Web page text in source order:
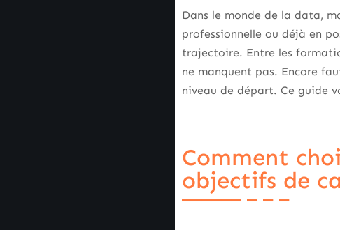
Dans le monde de la data,
professionnelle ou déjà en
trajectoire. Entre les
ne manquent pas. Encore
niveau de départ. Ce guide
Comment
objectifs de